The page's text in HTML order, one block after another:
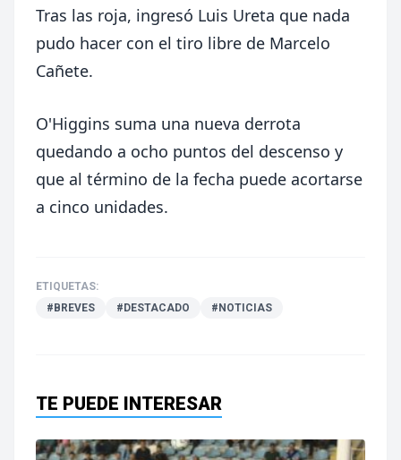
Tras las roja, ingresó Luis Ureta que nada
pudo hacer con el tiro libre de Marcelo
Cañete.
O'Higgins suma una nueva derrota
quedando a ocho puntos del descenso y
que al término de la fecha puede acortarse
a cinco unidades.
ETIQUETAS:
#BREVES
#DESTACADO #NOTICIAS
TE PUEDE INTERESAR